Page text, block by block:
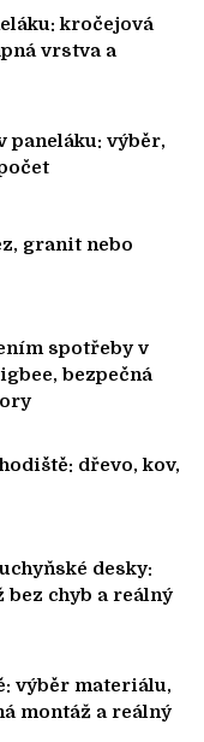
kročejová
vrstva a
paneláku: výběr,
granit nebo
spotřeby v
bezpečná
dřevo, kov,
desky:
chyb a reálný
výběr materiálu,
montáž a reálný